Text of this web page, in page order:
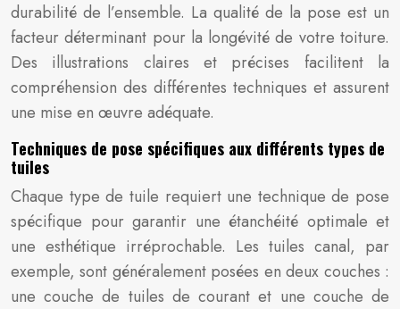
durabilité de l’ensemble. La qualité de la pose est un
facteur déterminant pour la longévité de votre toiture.
Des illustrations claires et précises facilitent la
compréhension des différentes techniques et assurent
une mise en œuvre adéquate.
Techniques de pose spécifiques aux différents types de
tuiles
Chaque type de tuile requiert une technique de pose
spécifique pour garantir une étanchéité optimale et
une esthétique irréprochable. Les tuiles canal, par
exemple, sont généralement posées en deux couches :
une couche de tuiles de courant et une couche de